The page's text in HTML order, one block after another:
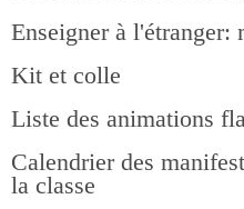
Enseigner à l'étranger:
Kit et colle
Liste des animations
Calendrier des
la classe